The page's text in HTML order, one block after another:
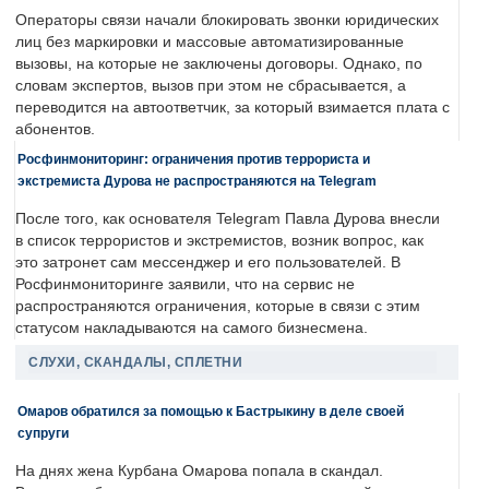
Операторы связи начали блокировать звонки юридических
лиц без маркировки и массовые автоматизированные
вызовы, на которые не заключены договоры. Однако, по
словам экспертов, вызов при этом не сбрасывается, а
переводится на автоответчик, за который взимается плата с
абонентов.
Росфинмониторинг: ограничения против террориста и
экстремиста Дурова не распространяются на Telegram
После того, как основателя Telegram Павла Дурова внесли
в список террористов и экстремистов, возник вопрос, как
это затронет сам мессенджер и его пользователей. В
Росфинмониторинге заявили, что на сервис не
распространяются ограничения, которые в связи с этим
статусом накладываются на самого бизнесмена.
СЛУХИ, СКАНДАЛЫ, СПЛЕТНИ
Омаров обратился за помощью к Бастрыкину в деле своей
супруги
На днях жена Курбана Омарова попала в скандал.